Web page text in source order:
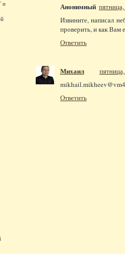
и
Анонимный
Извините, написал
проверить, и как Вам
Ответить
Михаил
Ответить